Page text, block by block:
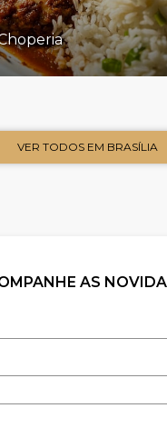
VER TODOS EM BRASÍLIA
AS